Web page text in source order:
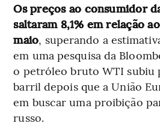
Os preços ao consumidor
saltaram 8,1% em relação
maio, superando a
em uma pesquisa da
o petróleo bruto WTI subiu
barril depois que a União
em buscar uma proibição
russo.